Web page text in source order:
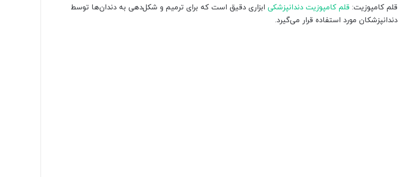
قلم کامپوزیت: قلم کامپوزیت دندانپزشکی ابزاری دقیق است که برای ترمیم و شکل‌دهی به دندان‌ها توسط
دندانپزشکان مورد استفاده قرار می‌گیرد.